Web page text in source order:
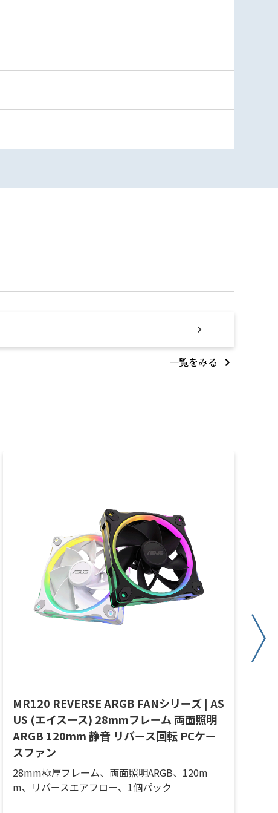
一覧をみる
MR120 REVERSE ARGB FANシリーズ | AS
US (エイスース) 28mmフレーム 両面照明
ARGB 120mm 静音 リバース回転 PCケー
スファン
28mm極厚フレーム、両面照明ARGB、120m
m、リバースエアフロー、1個パック